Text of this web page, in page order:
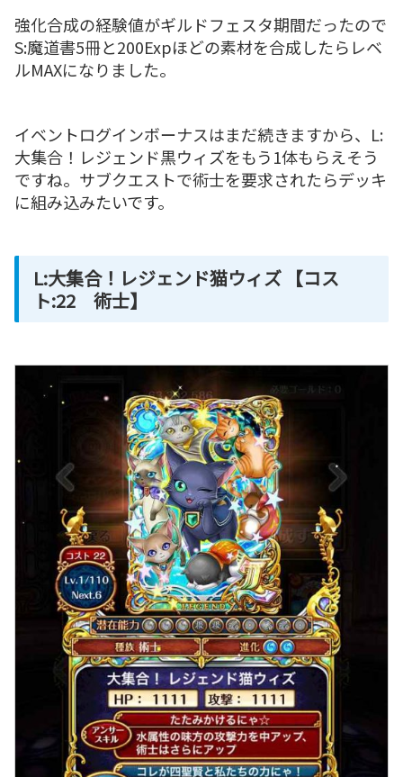
強化合成の経験値がギルドフェスタ期間だったので
S:魔道書5冊と200Expほどの素材を合成したらレベ
ルMAXになりました。
イベントログインボーナスはまだ続きますから、L:
大集合！レジェンド黒ウィズをもう1体もらえそう
ですね。サブクエストで術士を要求されたらデッキ
に組み込みたいです。
L:大集合！レジェンド猫ウィズ 【コス
ト:22 術士】